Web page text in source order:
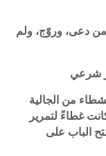
من دعى، وروّج، ولم
شرعي
من الجالية
غطاءً لتمرير
الباب على